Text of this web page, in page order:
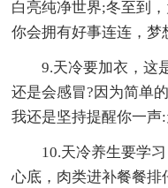
白亮纯净世界;冬至到
你会拥有好事连连，
9.天冷要加衣，这
还是会感冒?因为简单
我还是坚持提醒你一声
10.天冷养生要学
心底，肉类进补餐餐排